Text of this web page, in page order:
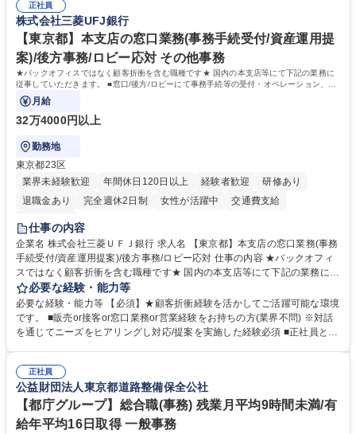
業務をお任せします。残業も基本的には発生せず、ご自身のペースで業務
を進めやすく定着率の高い環境です。 募集職種 東京【経理・総務】週1日
出社程度のリモート中心/残業基本無/独立系ファーム
【働き方について】現在は週4日程度の在宅勤務を実施しており、ワーク
ライフバランスを重視する方に最適な環境です（フルリモートも面接で相
談可）。【求める人物像】幅広いバックオフィス業務に柔軟に対応でき、
社内外と円滑にコミュニケーションを取りながら業務を推進できる方 学
歴・資格 学歴：大学院 大学 高専 短大 専修学校 高校 語学力： 資格：
正社員
株式会社三菱UFJ銀行
【東京都】本支店の窓口業務(事務手続受付/資産運用提
案)/後方事務/ロビー応対 その他事務
★バックオフィスではなく顧客折衝を含む職種です★ 国内の本支店等にて下記の業務に
従事していただきます。 ■窓口/後方/ロビーにて事務手続等の受付・オペレーション、お
客様対応
月給
32万4000円以上
勤務地
東京都23区
業界未経験歓迎
年間休日120日以上 経験者歓迎
研修あり
退職金あり
完全週休2日制 女性が活躍中
交通費支給
土日祝休み
仕事の内容
企業名 株式会社三菱ＵＦＪ銀行 求人名 【東京都】本支店の窓口業務(事務
手続受付/資産運用提案)/後方事務/ロビー応対 仕事の内容 ★バックオフィ
スではなく顧客折衝を含む職種です★ 国内の本支店等にて下記の業務に従
事していただきます。 ■窓口/後方/ロビーにて事務手続等の受付・オペレ
ーション、お客様対応 ■窓口にて、ご来店された個人のお客様に対して金
融商品のご提案 ■効率的な事務運用の検討・構築等 ≪業務紹介：ご応募前
に必ずご覧ください≫ ※記事 https://www.mysite.bk.mufg.jp/career/circle/
必要な経験・能力等
必要な経験・能力等 【必須】★顧客折衝経験を活かしてご活躍可能な環境
です。 ■販売or接客or窓口業務or営業経験をお持ちの方(業界不問) ※対話
を通じてニーズをヒアリングし対応/提案を実施した経験必須 ■正社員とし
るので安心して入行いただけます。 幅広いキャリアの選択肢があり、公募
や社内副業等を活用し、 一人ひとりが挑戦できるカルチャーが浸透してい
ます。 学歴・資格 学歴：大学院 大学 高専 短大 専修学校 高校 語学力：
資格：
正社員
公益財団法人東京都道路整備保全公社
【都庁グループ】総合職(事務) 残業月平均9時間未満/有
給年平均16日取得 一般事務